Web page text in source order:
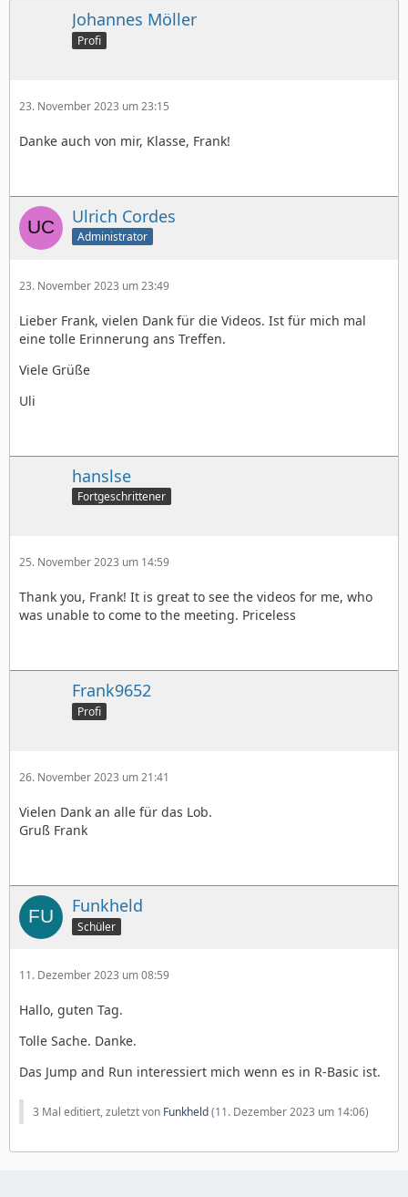
Johannes Möller
Profi
23. November 2023 um 23:15
Danke auch von mir, Klasse, Frank!
Ulrich Cordes
Administrator
23. November 2023 um 23:49
Lieber Frank, vielen Dank für die Videos. Ist für mich mal
eine tolle Erinnerung ans Treffen.
Viele Grüße
Uli
hanslse
Fortgeschrittener
25. November 2023 um 14:59
Thank you, Frank! It is great to see the videos for me, who
was unable to come to the meeting. Priceless
Frank9652
Profi
26. November 2023 um 21:41
Vielen Dank an alle für das Lob.
Gruß Frank
Funkheld
Schüler
11. Dezember 2023 um 08:59
Hallo, guten Tag.
Tolle Sache. Danke.
Das Jump and Run interessiert mich wenn es in R-Basic ist.
3 Mal editiert, zuletzt von Funkheld(11. Dezember 2023 um 14:06)